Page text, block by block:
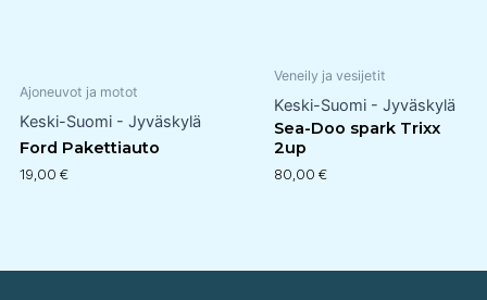
Ajoneuvot ja motot
Keski-Suomi - Jyväskylä
Ford Pakettiauto
19,00 €
Veneily ja vesijetit
Keski-Suomi - Jyväskylä
Sea-Doo spark Trixx
2up
80,00 €